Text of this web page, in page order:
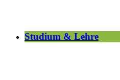
Studium & Lehre